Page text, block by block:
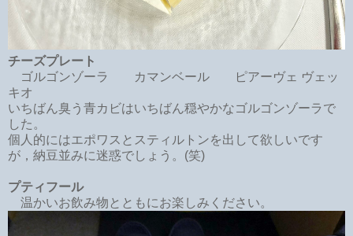
チーズプレート
ゴルゴンゾーラ カマンベール ピアーヴェ ヴェッ
キオ
いちばん臭う青カビはいちばん穏やかなゴルゴンゾーラで
した。
個人的にはエポワスとスティルトンを出して欲しいです
が，納豆並みに迷惑でしょう。(笑)
プティフール
温かいお飲み物とともにお楽しみください。